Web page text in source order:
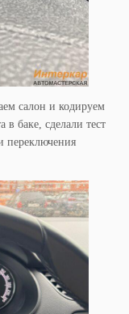
салон и кодируем
баке, сделали тест
переключения